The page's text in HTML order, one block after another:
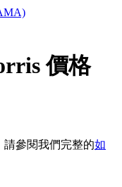
價格
請參閱我們完整的如